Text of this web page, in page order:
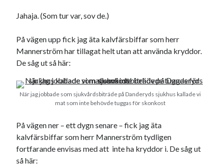
Jahaja. (Som tur var, sov de.)
På vägen upp fick jag äta kalvfärsbiffar som herr
Mannerström har tillagat helt utan att använda kryddor.
De såg ut så här:
När jag jobbade som sjukvårdsbiträde på Danderyds sjukhus kallade vi
mat som inte behövde tuggas för skonkost
På vägen ner – ett dygn senare – fick jag äta
kalvfärsbiffar som herr Mannerström tydligen
fortfarande envisas med att inte ha kryddor i. De såg ut
så här: